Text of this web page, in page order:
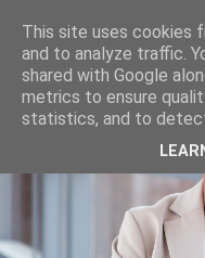
This site uses cookies
and to analyze traffic.
shared with Google
metrics to ensure
statistics, and to